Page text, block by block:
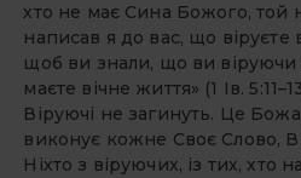
хто не має Сина Божого, той
написав я до вас, що віруєте
щоб ви знали, що ви віруючи
маєте вічне життя» (1 Ів.
Віруючі не загинуть. Це Божа
виконує кожне Своє Слово,
Ніхто з віруючих, із тих, хто